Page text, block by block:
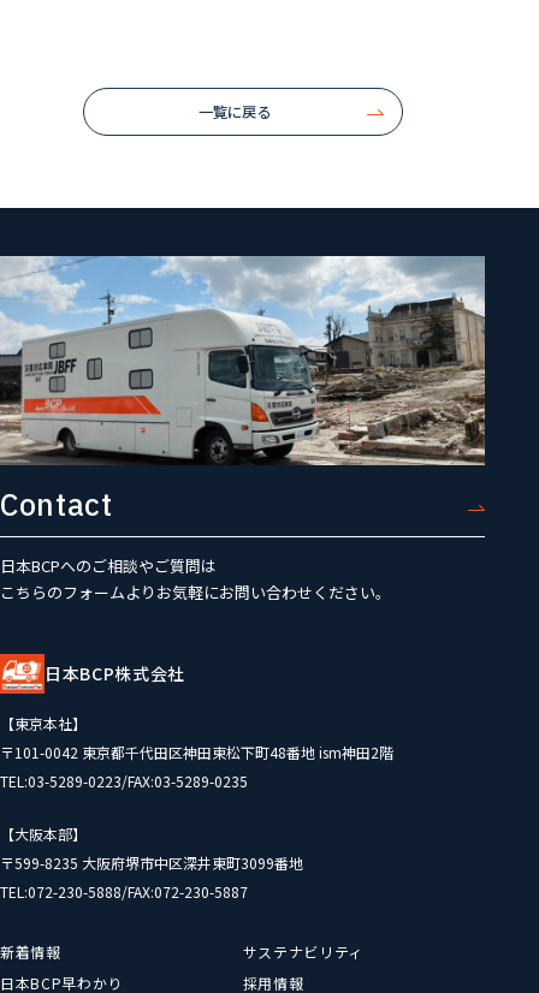
一覧に戻る
Contact
日本BCPへのご相談やご質問は
こちらのフォームよりお気軽にお問い合わせください。
日本BCP株式会社
【東京本社】
〒101-0042 東京都千代田区神田東松下町48番地 ism神田2階
TEL:03-5289-0223/FAX:03-5289-0235
【大阪本部】
〒599-8235 大阪府堺市中区深井東町3099番地
TEL:072-230-5888/FAX:072-230-5887
新着情報
日本BCP早わかり
サステナビリティ
採用情報